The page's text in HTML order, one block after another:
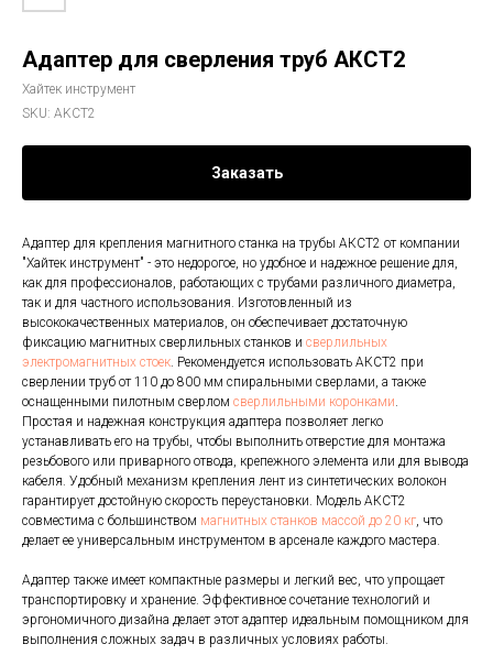
Адаптер для сверления труб АКСТ2
Хайтек инструмент
SKU: AKCT2
Заказать
Адаптер для крепления магнитного станка на трубы АКСТ2 от компании
"Хайтек инструмент" - это недорогое, но удобное и надежное решение для,
как для профессионалов, работающих с трубами различного диаметра,
так и для частного использования. Изготовленный из
высококачественных материалов, он обеспечивает достаточную
фиксацию магнитных сверлильных станков и сверлильных
электромагнитных стоек. Рекомендуется использовать АКСТ2 при
сверлении труб от 110 до 800 мм спиральными сверлами, а также
оснащенными пилотным сверлом сверлильными коронками.
Простая и надежная конструкция адаптера позволяет легко
устанавливать его на трубы, чтобы выполнить отверстие для монтажа
резьбового или приварного отвода, крепежного элемента или для вывода
кабеля. Удобный механизм крепления лент из синтетических волокон
гарантирует достойную скорость переустановки. Модель АКСТ2
совместима с большинством магнитных станков массой до 20 кг, что
делает ее универсальным инструментом в арсенале каждого мастера.
Адаптер также имеет компактные размеры и легкий вес, что упрощает
транспортировку и хранение. Эффективное сочетание технологий и
эргономичного дизайна делает этот адаптер идеальным помощником для
выполнения сложных задач в различных условиях работы.